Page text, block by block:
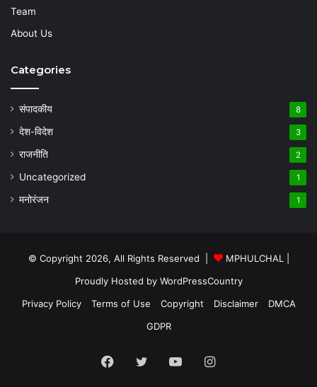
Team
About Us
Categories
संपादकीय 8
देश-विदेश 3
राजनीति 2
Uncategorized 1
मनोरंजन 1
© Copyright 2026, All Rights Reserved | MPHULCHAL|
Proudly Hosted by WordPressCountry
Privacy Policy
Terms of Use Copyright Disclaimer
DMCA
GDPR
Facebook
Twitter YouTubeInstagram